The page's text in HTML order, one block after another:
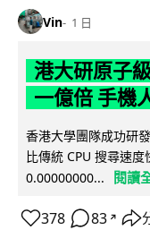
Vin 1 日
港大研原子
一億倍 手機
香港大學團隊成功研
比傳統 CPU 搜尋速
0.00000000...
閱讀
378 83 ↗